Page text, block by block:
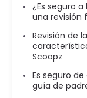
¿Es seguro
una revisión
Revisión de
Scoopz
Es seguro
guía de